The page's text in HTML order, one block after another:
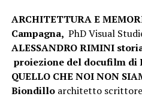
ARCHITETTURA E
Campagna, PhD Visual
ALESSANDRO RIMINI
proiezione del docufilm di
QUELLO CHE NOI NON
Biondillo architetto scrittore